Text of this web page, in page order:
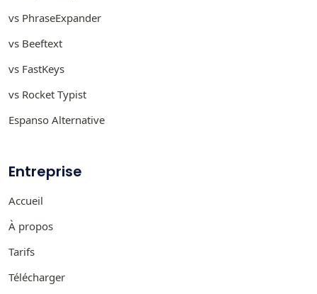
vs PhraseExpander
vs Beeftext
vs FastKeys
vs Rocket Typist
Espanso Alternative
Entreprise
Accueil
À propos
Tarifs
Télécharger